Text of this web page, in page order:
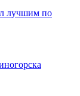
лучшим по